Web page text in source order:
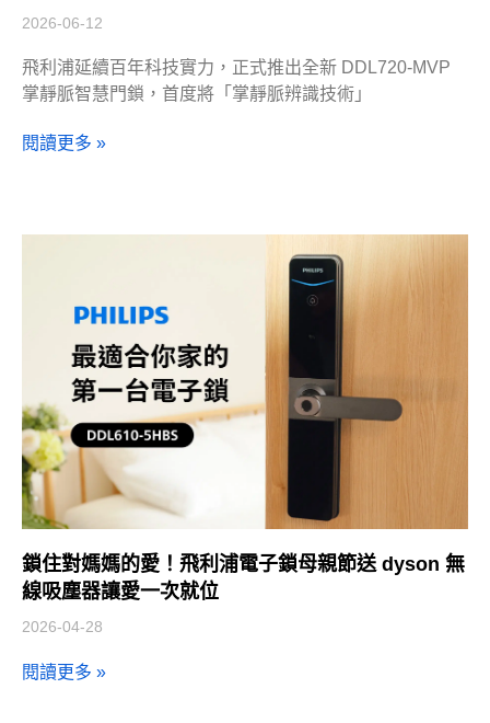
2026-06-12
飛利浦延續百年科技實力，正式推出全新 DDL720-MVP
掌靜脈智慧門鎖，首度將「掌靜脈辨識技術」
閱讀更多 »
鎖住對媽媽的愛！飛利浦電子鎖母親節送 dyson 無
線吸塵器讓愛一次就位
2026-04-28
閱讀更多 »